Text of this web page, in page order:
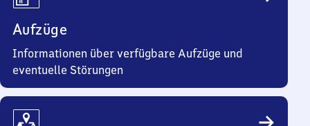
Aufzüge
Informationen über verfügbare Aufzüge und
eventuelle Störungen